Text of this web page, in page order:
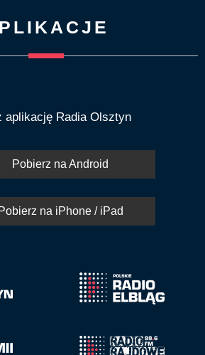
aplikację Radia Olsztyn
Pobierz na Android
Pobierz na iPhone / iPad